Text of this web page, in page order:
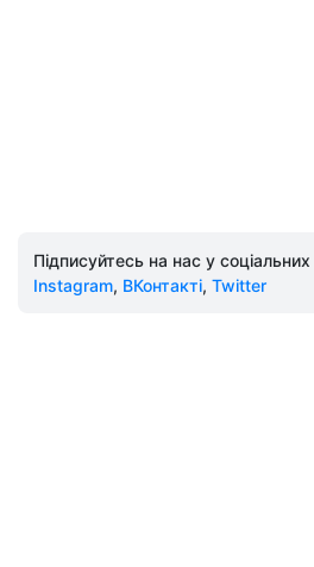
Підписуйтесь на нас у
Instagram, ВКонтакті, Twitter